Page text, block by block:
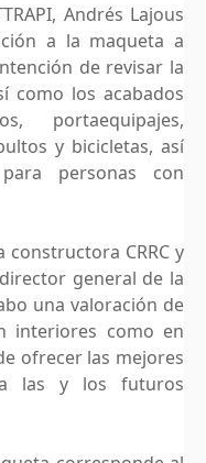
Andrés Lajous
a la maqueta a
de revisar la
como los acabados
portaequipajes,
y bicicletas, así
personas con
CRRC y
general de la
una valoración de
interiores como en
ofrecer las mejores
las y los futuros